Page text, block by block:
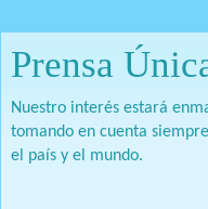
Prensa
Nuestro interés estará
tomando en cuenta
el país y el mundo.